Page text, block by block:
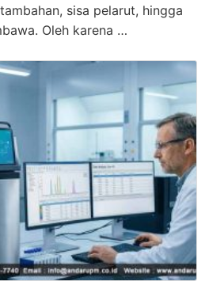
sisa pelarut, hingga
Oleh karena …